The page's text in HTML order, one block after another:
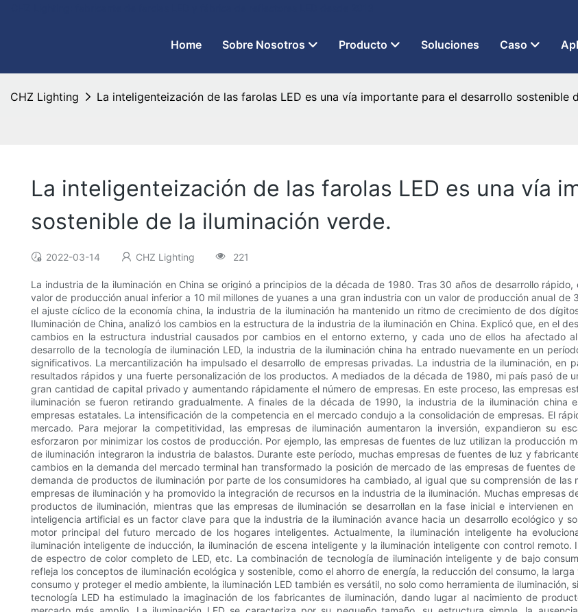
Home Sobre Nosotros Producto Soluciones Caso
CHZ Lighting La inteligenteización de las farolas LED es una vía importante para el desarrollo sostenible
La inteligenteización de las farolas LED es una vía
sostenible de la iluminación verde.
2022-03-14 CHZ Lighting 221
La industria de la iluminación en China se originó a principios de la década de 1980. Tras 30 años de desarrollo
valor de producción anual inferior a 10 mil millones de yuanes a una gran industria con un valor de producción anual de
el ajuste cíclico de la economía china, la industria de la iluminación ha mantenido un ritmo de crecimiento de dos
Iluminación de China, analizó los cambios en la estructura de la industria de la iluminación en China. Explicó que, en el
cambios en la estructura industrial causados ​​por cambios en el entorno externo, y cada uno de ellos ha afectado
desarrollo de la tecnología de iluminación LED, la industria de la iluminación china ha entrado nuevamente en un
significativos. La mercantilización ha impulsado el desarrollo de empresas privadas. La industria de la iluminación, en
resultados rápidos y una fuerte personalización de los productos. A mediados de la década de 1980, mi país pasó de
gran cantidad de capital privado y aumentando rápidamente el número de empresas. En este proceso, las empresas
iluminación se fueron retirando gradualmente. A finales de la década de 1990, la industria de la iluminación china
empresas estatales. La intensificación de la competencia en el mercado condujo a la consolidación de empresas. El
mercado. Para mejorar la competitividad, las empresas de iluminación aumentaron la inversión, expandieron su
esforzaron por minimizar los costos de producción. Por ejemplo, las empresas de fuentes de luz utilizan la producción
de iluminación integraron la industria de balastos. Durante este período, muchas empresas de fuentes de luz y
cambios en la demanda del mercado terminal han transformado la posición de mercado de las empresas de fuentes
demanda de productos de iluminación por parte de los consumidores ha cambiado, al igual que su comprensión de
empresas de iluminación y ha promovido la integración de recursos en la industria de la iluminación. Muchas empresas
productos de iluminación, mientras que las empresas de iluminación se desarrollan en la fase inicial e intervienen
inteligencia artificial es un factor clave para que la industria de la iluminación avance hacia un desarrollo ecológico y
motor principal del futuro mercado de los hogares inteligentes. Actualmente, la iluminación inteligente ha
iluminación inteligente de inducción, la iluminación de escena inteligente y la iluminación inteligente con control
de espectro de color completo de LED, etc. La combinación de tecnología de iluminación inteligente y de bajo
refleja los conceptos de iluminación ecológica y sostenible, como el ahorro de energía, la reducción del consumo, la
consumo y proteger el medio ambiente, la iluminación LED también es versátil, no solo como herramienta de
tecnología LED ha estimulado la imaginación de los fabricantes de iluminación, dando lugar al nacimiento de